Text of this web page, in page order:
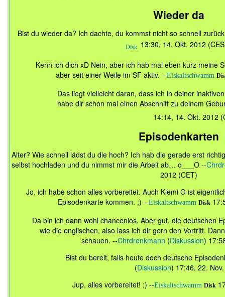
Wieder da
Bist du wieder da? Ich dachte, du kommst nicht so schnell
Disk. 13:30, 14. Okt. 2012
Kenn ich dich xD Nein, aber ich hab mal eben kurz meine
aber seit einer Weile im SF aktiv. --Eiskaltschwamm
Das liegt vielleicht daran, dass ich in deiner
habe dir schon mal einen Abschnitt zu deinem
14:14, 14. Okt. 2012
Episodenkarten
Alter? Wie schnell lädst du die hoch? Ich hab die gerade erst
selbst hochladen und du nimmst mir die Arbeit ab… o___O --
2012 (CET)
Jo, ich habe schon alles vorbereitet. Auch Kiemi G ist
Episodenkarte kommen. ;) --Eiskaltschwamm Disk
Da bin ich dann wohl chancenlos. Aber gut, die deutschen
wie die englischen, also lass ich dir gern den Vortritt.
schauen. --Chrdrenkmann (Diskussion)
Bist du bereit, falls heute doch deutsche
(Diskussion) 17:46, 22.
Jup, alles vorbereitet! ;) --Eiskaltschwamm Disk